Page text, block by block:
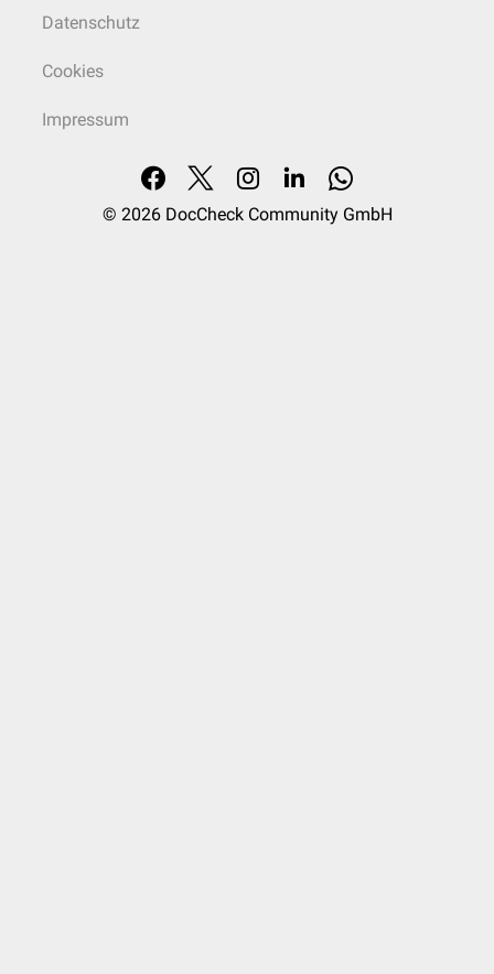
Datenschutz
Cookies
Impressum
© 2026 DocCheck Community GmbH